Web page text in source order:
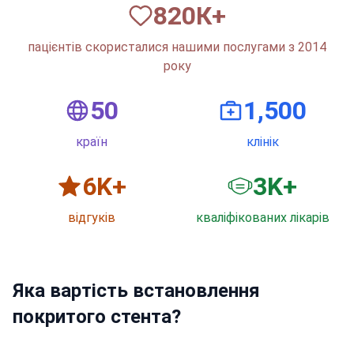
820К+
пацієнтів скористалися нашими послугами з 2014
року
50
країн
1,500
клінік
6K+
відгуків
3K+
кваліфікованих лікарів
Яка вартість встановлення
покритого стента?